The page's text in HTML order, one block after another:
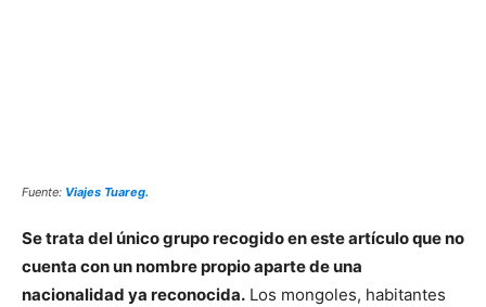
Fuente: Viajes Tuareg.
Se trata del único grupo recogido en este artículo que no
cuenta con un nombre propio aparte de una
nacionalidad ya reconocida. Los mongoles, habitantes